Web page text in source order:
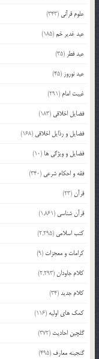
علوم قرآنی (343)
عید غدیر خم(185)
عید فطر (35)
عید نوروز (45)
غیبت امام (291)
فضایل اخلاقی (183)
فضایل و رذایل اخلاقی (168)
فضایل و ویژگی ها (10)
فقه و احکام شرعی (340)
قرآن(23)
قرآن شناسی (1,861)
کتب اسلامی (2,295)
کرامات و معجزات (9)
کلام جاودان(2,293)
کلام جدید(34)
کمک های اولیه (116)
گلچین احادیث (372)
گنجینه معارف (495)